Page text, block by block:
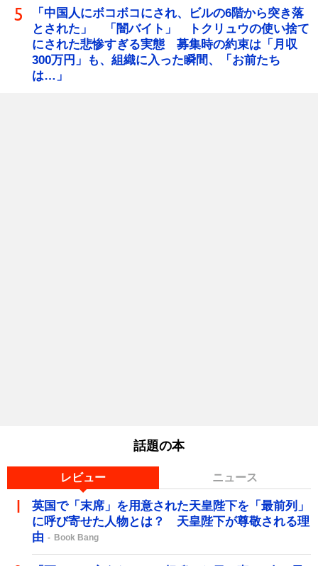
「中国人にボコボコにされ、ビルの6階から突き落
とされた」 「闇バイト」 トクリュウの使い捨て
にされた悲惨すぎる実態 募集時の約束は「月収
300万円」も、組織に入った瞬間、「お前たち
は…」
話題の本
レビュー ニュース
英国で「末席」を用意された天皇陛下を「最前列」
に呼び寄せた人物とは？ 天皇陛下が尊敬される理
由
Book Bang